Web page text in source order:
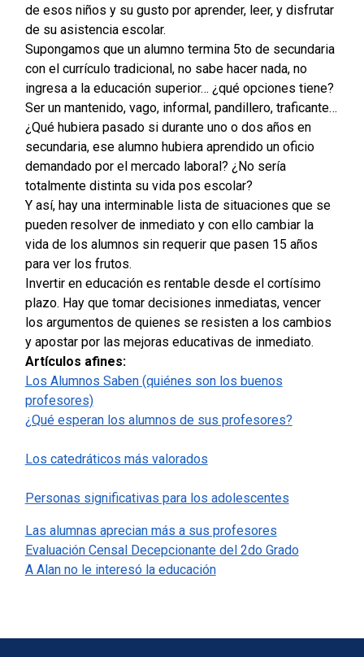
de esos niños y su gusto por aprender, leer, y disfrutar
de su asistencia escolar.
Supongamos que un alumno termina 5to de secundaria
con el currículo tradicional, no sabe hacer nada, no
ingresa a la educación superior… ¿qué opciones tiene?
Ser un mantenido, vago, informal, pandillero, traficante…
¿Qué hubiera pasado si durante uno o dos años en
secundaria, ese alumno hubiera aprendido un oficio
demandado por el mercado laboral? ¿No sería
totalmente distinta su vida pos escolar?
Y así, hay una interminable lista de situaciones que se
pueden resolver de inmediato y con ello cambiar la
vida de los alumnos sin requerir que pasen 15 años
para ver los frutos.
Invertir en educación es rentable desde el cortísimo
plazo. Hay que tomar decisiones inmediatas, vencer
los argumentos de quienes se resisten a los cambios
y apostar por las mejoras educativas de inmediato.
Artículos afines:
Los Alumnos Saben (quiénes son los buenos
profesores)
¿Qué esperan los alumnos de sus profesores?
Los catedráticos más valorados
Personas significativas para los adolescentes
Las alumnas aprecian más a sus profesores
Evaluación Censal Decepcionante del 2do Grado
A Alan no le interesó la educación